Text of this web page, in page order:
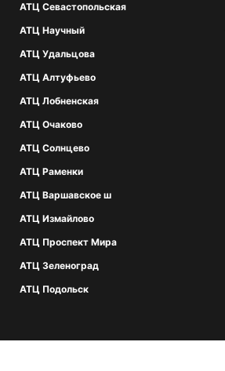
АТЦ Севастопольская
АТЦ Научный
АТЦ Удальцова
АТЦ Алтуфьево
АТЦ Лобненская
АТЦ Очаково
АТЦ Солнцево
АТЦ Раменки
АТЦ Варшавское ш
АТЦ Измайлово
АТЦ Проспект Мира
АТЦ Зеленоград
АТЦ Подольск